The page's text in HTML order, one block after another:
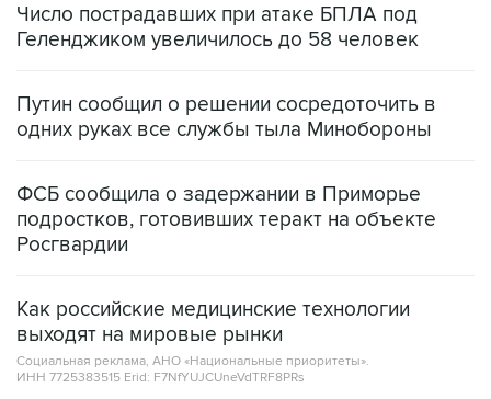
Число пострадавших при атаке БПЛА под
Геленджиком увеличилось до 58 человек
Путин сообщил о решении сосредоточить в
одних руках все службы тыла Минобороны
ФСБ сообщила о задержании в Приморье
подростков, готовивших теракт на объекте
Росгвардии
Как российские медицинские технологии
выходят на мировые рынки
Социальная реклама, АНО «Национальные приоритеты».
ИНН 7725383515 Erid: F7NfYUJCUneVdTRF8PRs